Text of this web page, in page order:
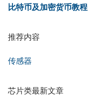
比特币及加密货币教程
推荐内容
传感器
芯片类最新文章